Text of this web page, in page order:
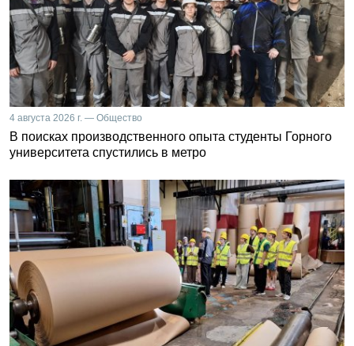
4 августа 2026 г. — Общество
В поисках производственного опыта студенты Горного
университета спустились в метро